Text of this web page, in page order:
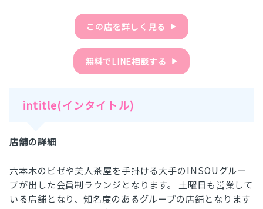
この店を詳しく見る ▶︎
無料でLINE相談する ▶︎
intitle(インタイトル)
店舗の詳細
六本木のビゼや美人茶屋を手掛ける大手のINSOUグルー
プが出した会員制ラウンジとなります。 土曜日も営業して
いる店舗となり、知名度のあるグループの店舗となります